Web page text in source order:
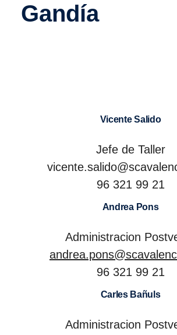
gandía
Vicente Salido
Jefe de Taller
96 321 99 21
Andrea Pons
Administracion
96 321 99 21
Carles Bañuls
Administracion